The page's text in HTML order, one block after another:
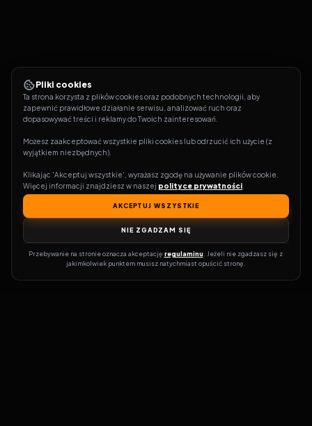
Pliki cookies
Ta strona korzysta z plików cookies oraz podobnych technologii, aby
zapewnić prawidłowe działanie serwisu, analizować ruch oraz
dopasowywać treści i reklamy do Twoich zainteresowań.
Możesz zaakceptować wszystkie pliki cookies lub odrzucić ich użycie (z
wyjątkiem niezbędnych).
Klikając 'Akceptuj wszystkie', wyrażasz zgodę na używanie plików cookie.
Więcej informacji znajdziesz w naszej polityce prywatności
AKCEPTUJ WSZYSTKIE
NIE ZGADZAM SIĘ
Przebywanie na stronie oznacza akceptację regulaminu . Jeżeli nie zgadzasz się z
jakimkolwiek punktem musisz natychmiast opuścić stronę.